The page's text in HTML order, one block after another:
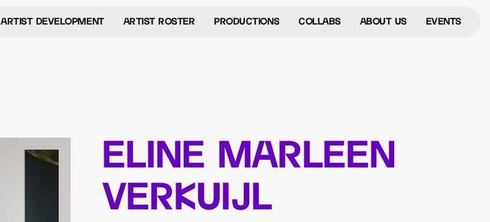
Artist development
Artist roster
Productions
Collabs
ABOUT US
events
Eline Marleen
Verkuijl